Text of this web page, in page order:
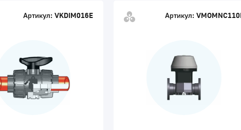
Артикул: VKDIM016E Артикул: